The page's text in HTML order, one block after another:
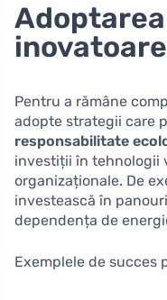
inovatoare
Pentru a rămâne
adopte strategii care
responsabilitate
investiții în tehnologii
organizaționale. De
investească în
dependența de
Exemplele de succes